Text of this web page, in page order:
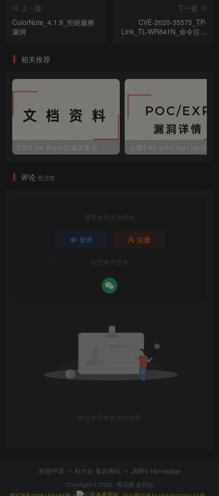
上一篇
ColorNote_4.1.9_拒絕服務
漏洞
下一篇
CVE-2020-35575_TP-
Link_TL-WR841N_命令注入
相关推荐
2025 hw 有poc的漏洞集合
评论 抢沙发
请登录后发表评论
登录 注册
社交账号登录
请登录后查看评论内容
友链申请 AI大全 集合网站 JMR's Homepage
Copyright © 2025 · 棉花糖 会员站